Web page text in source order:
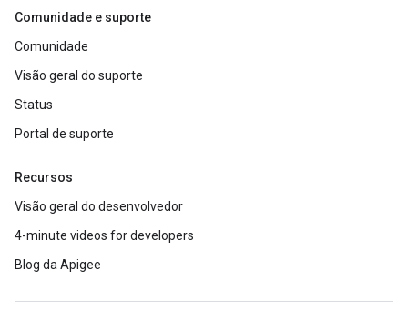
Comunidade e suporte
Comunidade
Visão geral do suporte
Status
Portal de suporte
Recursos
Visão geral do desenvolvedor
4-minute videos for developers
Blog da Apigee